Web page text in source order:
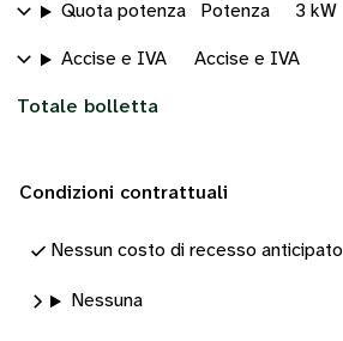
Quota potenza Potenza 3 kW
Accise e IVA Accise e IVA
Totale bolletta
Condizioni contrattuali
Nessun costo di recesso anticipato
Nessuna